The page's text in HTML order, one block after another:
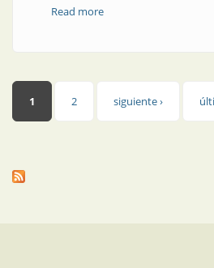
Read moreabout Instalaciones
Páginas
1 2 siguiente ›